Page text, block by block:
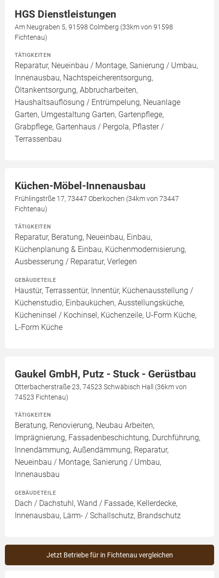
HGS Dienstleistungen
Am Neugraben 5, 91598 Colmberg (33km von 91598
Fichtenau)
TÄTIGKEITEN
Reparatur, Neueinbau / Montage, Sanierung / Umbau,
Innenausbau, Nachtspeicherentsorgung,
Öltankentsorgung, Abbrucharbeiten,
Haushaltsauflösung / Entrümpelung, Neuanlage
Garten, Umgestaltung Garten, Gartenpflege,
Grabpflege, Gartenhaus / Pergola, Pflaster /
Terrassenbau
Küchen-Möbel-Innenausbau
Frühlingstrße 17, 73447 Oberkochen (34km von 73447
Fichtenau)
TÄTIGKEITEN
Reparatur, Beratung, Neueinbau, Einbau,
Küchenplanung & Einbau, Küchenmodernisierung,
Ausbesserung / Reparatur, Verlegen
GEBÄUDETEILE
Haustür, Terrassentür, Innentür, Küchenausstellung /
Küchenstudio, Einbauküchen, Ausstellungsküche,
Kücheninsel / Kochinsel, Küchenzeile, U-Form Küche,
L-Form Küche
Gaukel GmbH, Putz - Stuck - Gerüstbau
Otterbacherstraße 23, 74523 Schwäbisch Hall (36km von
74523 Fichtenau)
TÄTIGKEITEN
Beratung, Renovierung, Neubau Arbeiten,
Imprägnierung, Fassadenbeschichtung, Durchführung,
Innendämmung, Außendämmung, Reparatur,
Neueinbau / Montage, Sanierung / Umbau,
Innenausbau
GEBÄUDETEILE
Dach / Dachstuhl, Wand / Fassade, Kellerdecke,
Innenausbau, Lärm- / Schallschutz, Brandschutz
Jetzt Betriebe für in Fichtenau vergleichen